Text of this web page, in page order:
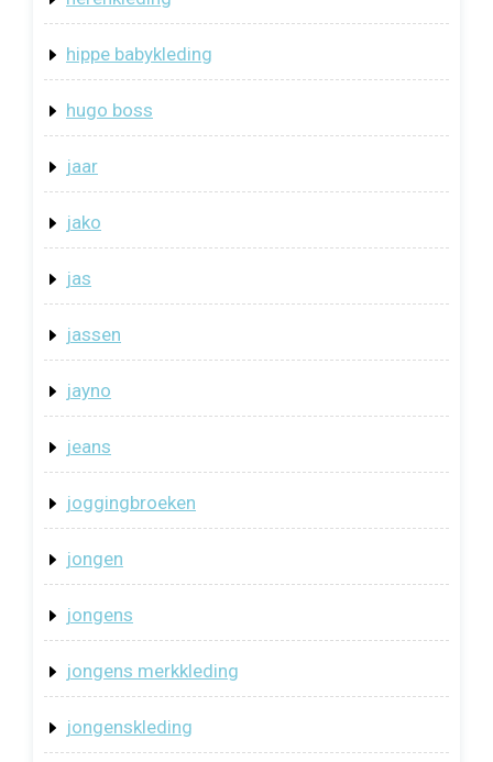
hippe babykleding
hugo boss
jaar
jako
jas
jassen
jayno
jeans
joggingbroeken
jongen
jongens
jongens merkkleding
jongenskleding